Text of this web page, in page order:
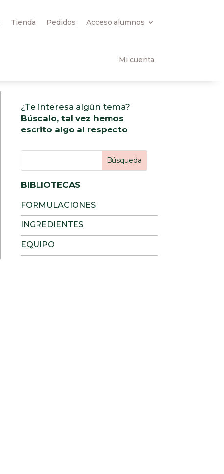
Tienda Pedidos Acceso alumnos
Mi cuenta
¿Te interesa algún tema?
Búscalo, tal vez hemos
escrito algo al respecto
BIBLIOTECAS
FORMULACIONES
INGREDIENTES
EQUIPO